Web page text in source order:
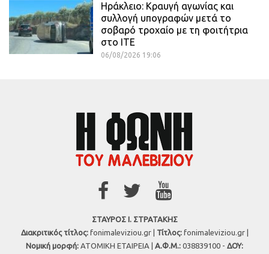
Ηράκλειο: Κραυγή αγωνίας και
συλλογή υπογραφών μετά το
σοβαρό τροχαίο με τη φοιτήτρια
στο ΙΤΕ
06/08/2026 19:06
ΣΤΑΥΡΟΣ Ι. ΣΤΡΑΤΑΚΗΣ
Διακριτικός τίτλος:fonimaleviziou.gr | Τίτλος:fonimaleviziou.gr |
Νομική μορφή: ΑΤΟΜΙΚΗ ΕΤΑΙΡΕΙΑ | Α.Φ.Μ.: 038839100 - ΔΟΥ: